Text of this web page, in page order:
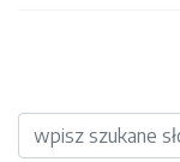
Wyszukiwarka